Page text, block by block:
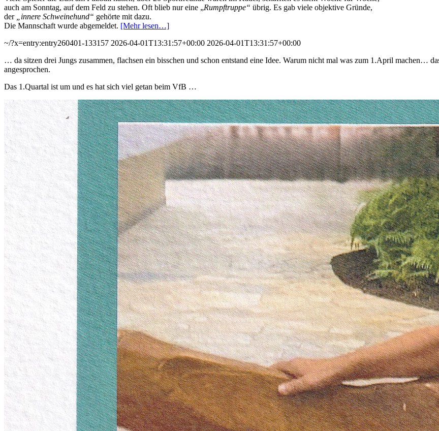
auch am Sonntag, auf dem Feld zu stehen. Oft blieb nur eine „Rumpftruppe“ übrig. Es gab viele objektive Gründe,
der
„innere Schweinehund“ gehörte mit dazu.
Die Mannschaft wurde abgemeldet. [Mehr lesen…]
~/?x=entry:entry260401-133157 2026-04-01T13:31:57+00:00 2026-04-01T13:31:57+00:00
… da sitzen drei Jungs zusammen, flachsen ein bisschen und schon entstand eine Idee. Warum nicht mal was zum 1.April machen…
angesprochen.
Das 1.Quartal ist um und es hat sich viel getan beim VfB …